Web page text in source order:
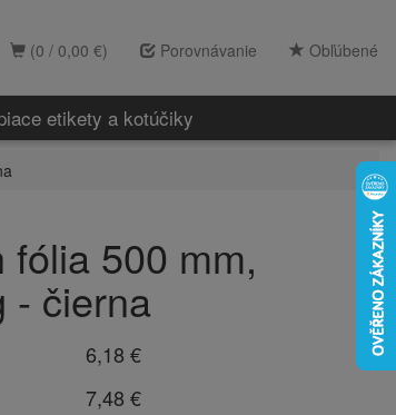
(0 / 0,00 €) Porovnávanie Obľúbené
etikety a kotúčiky
fólia 500 mm,
- čierna
6,18 €
7,48 €